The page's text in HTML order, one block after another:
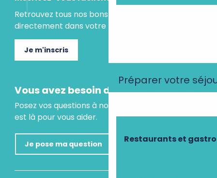
Préparer votre
Restaurants et
Retrouvez tous nos bons plans et idées séjours
directement dans votre boite mail.
Je m'inscris
Vous avez besoin d'un conseil ?
Posez vos questions à notre assistant virtuel, il
est là pour vous aider.
Je pose ma question